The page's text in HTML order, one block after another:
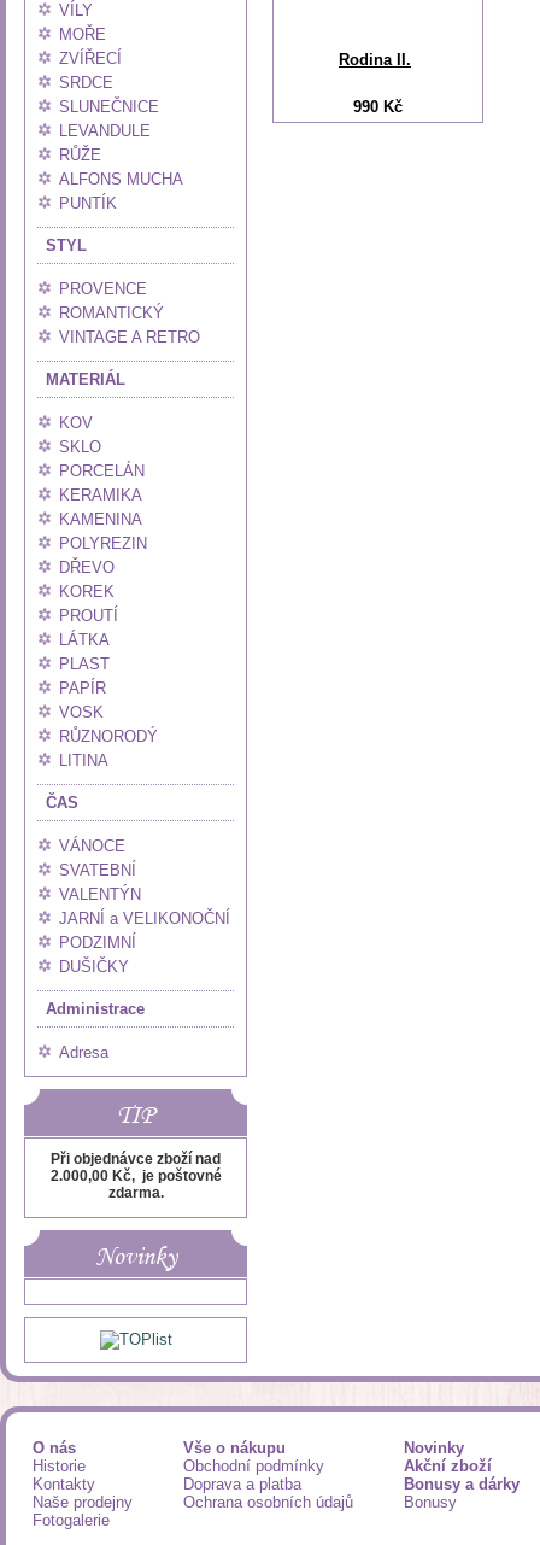
VÍLY
MOŘE
ZVÍŘECÍ
SRDCE
SLUNEČNICE
LEVANDULE
RŮŽE
ALFONS MUCHA
PUNTÍK
STYL
PROVENCE
ROMANTICKÝ
VINTAGE A RETRO
MATERIÁL
KOV
SKLO
PORCELÁN
KERAMIKA
KAMENINA
POLYREZIN
DŘEVO
KOREK
PROUTÍ
LÁTKA
PLAST
PAPÍR
VOSK
RŮZNORODÝ
LITINA
ČAS
VÁNOCE
SVATEBNÍ
VALENTÝN
JARNÍ a VELIKONOČNÍ
PODZIMNÍ
DUŠIČKY
Administrace
Adresa
TIP
Při objednávce zboží nad
2.000,00 Kč, je poštovné
zdarma.
Novinky
Rodina II.
990 Kč
O nás
Historie
Kontakty
Naše prodejny
Fotogalerie
Vše o nákupu
Obchodní podmínky
Doprava a platba
Ochrana osobních údajů
Novinky
Akční zboží
Bonusy a dárky
Bonusy